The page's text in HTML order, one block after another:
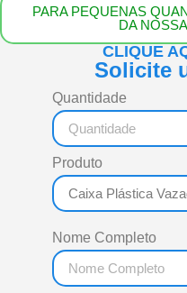
PARA PEQUENAS
DA
CLIQUE
Solicite
Quantidade
Produto
Nome Completo